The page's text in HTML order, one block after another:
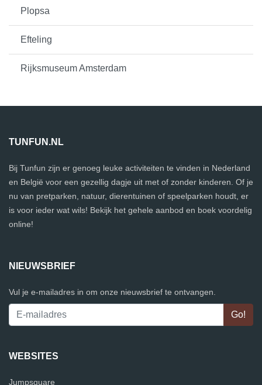
Plopsa
Efteling
Rijksmuseum Amsterdam
TUNFUN.NL
Bij Tunfun zijn er genoeg leuke activiteiten te vinden in Nederland
en België voor een gezellig dagje uit met of zonder kinderen. Of je
nu van pretparken, natuur, dierentuinen of speelparken houdt, er
is voor ieder wat wils! Bekijk het gehele aanbod en boek voordelig
online!
NIEUWSBRIEF
Vul je e-mailadres in om onze nieuwsbrief te ontvangen.
WEBSITES
Jumpsquare